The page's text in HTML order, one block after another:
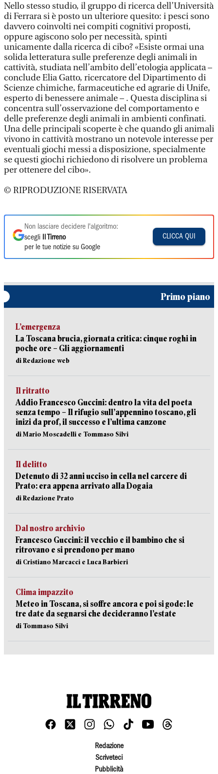
Nello stesso studio, il gruppo di ricerca dell’Università
di Ferrara si è posto un ulteriore quesito: i pesci sono
davvero coinvolti nei compiti cognitivi proposti,
oppure agiscono solo per necessità, spinti
unicamente dalla ricerca di cibo? «Esiste ormai una
solida letteratura sulle preferenze degli animali in
cattività, studiata nell’ambito dell’etologia applicata –
conclude Elia Gatto, ricercatore del Dipartimento di
Scienze chimiche, farmaceutiche ed agrarie di Unife,
esperto di benessere animale – . Questa disciplina si
concentra sull’osservazione del comportamento e
delle preferenze degli animali in ambienti confinati.
Una delle principali scoperte è che quando gli animali
vivono in cattività mostrano un notevole interesse per
eventuali giochi messi a disposizione, specialmente
se questi giochi richiedono di risolvere un problema
per ottenere del cibo».
© RIPRODUZIONE RISERVATA
Non lasciare decidere l'algoritmo:
scegli
Il Tirreno
per le tue notizie su Google
CLICCA QUI
Primo piano
L’emergenza
La Toscana brucia, giornata critica: cinque roghi in
poche ore – Gli aggiornamenti
di Redazione web
Il ritratto
Addio Francesco Guccini: dentro la vita del poeta
senza tempo – Il rifugio sull’appennino toscano, gli
inizi da prof, il successo e l’ultima canzone
di Mario Moscadelli e Tommaso Silvi
Il delitto
Detenuto di 32 anni ucciso in cella nel carcere di
Prato: era appena arrivato alla Dogaia
di Redazione Prato
Dal nostro archivio
Francesco Guccini: il vecchio e il bambino che si
ritrovano e si prendono per mano
di Cristiano Marcacci e Luca Barbieri
Clima impazzito
Meteo in Toscana, si soffre ancora e poi si gode: le
tre date da segnarsi che decideranno l’estate
di Tommaso Silvi
Redazione
Scriveteci
Pubblicità